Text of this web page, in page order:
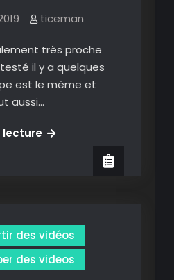
ticeman
très proche
il y a quelques
est le même et
aussi…
lectureVidreader
(en
anglais
seulement)
des vidéos
des videos